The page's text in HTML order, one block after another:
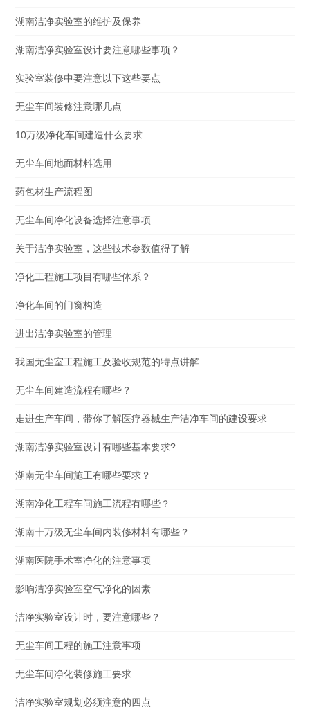
湖南洁净实验室的维护及保养
湖南洁净实验室设计要注意哪些事项？
实验室装修中要注意以下这些要点
无尘车间装修注意哪几点
10万级净化车间建造什么要求
无尘车间地面材料选用
药包材生产流程图
​无尘车间净化设备选择注意事项
关于洁净实验室，这些技术参数值得了解
净化工程施工项目有哪些体系？
净化车间的门窗构造
进出洁净实验室的管理
我国无尘室工程施工及验收规范的特点讲解
无尘车间建造流程有哪些？
走进生产车间，带你了解医疗器械生产洁净车间的建设要求
湖南洁净实验室设计有哪些基本要求?
湖南无尘车间施工有哪些要求？
湖南净化工程车间施工流程有哪些？
湖南十万级无尘车间内装修材料有哪些？
湖南医院手术室净化的注意事项
影响洁净实验室空气净化的因素
洁净实验室设计时，要注意哪些？
无尘车间工程的施工注意事项
无尘车间净化装修施工要求
洁净实验室规划必须注意的四点